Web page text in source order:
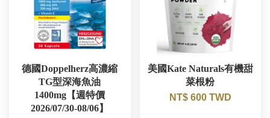
德國Doppelherz高濃縮
TG型深海魚油
1400mg【週特價
2026/07/30-08/06】
美國Kate Naturals有機甜
菜根粉
NT$ 600 TWD